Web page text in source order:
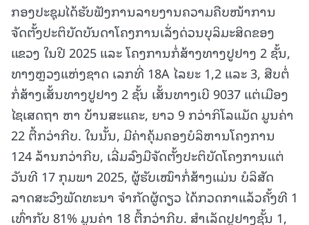
ກອງປະຊຸມໄດ້ຮັບຟັງການລາຍງານຄວາມຄືບໜ້າການ
ຈັດຕັ້ງປະຕິບັດບັນດາໂຄງການເລັ່ງດ່ວນບຸລິມະສິດຂອງ
ແຂວງ ໃນປີ 2025 ແລະ ໂຄງການກໍ່ສ້າງທາງປູຢາງ 2 ຊັ້ນ,
ທາງຫຼວງແຫ່ງຊາດ ເລກທີ່ 18A ໄລຍະ 1,2 ແລະ 3, ສືບຕໍ່
ກໍ່ສ້າງເສັ້ນທາງປູຢາງ 2 ຊັ້ນ ເສັ້ນທາງເບີ 9037 ແຕ່ເມືອງ
ໄຊເສດຖາ ຫາ ບ້ານສະແຄະ, ຍາວ 9 ກວ່າກິໂລແມັດ ມູນຄ່າ
22 ຕື້ກວ່າກີບ. ໃນນັ້ນ, ມີຄ່າຄຸ້ມຄອງບໍລິຫານໂຄງການ
124 ລ້ານກວ່າກີບ, ເລີ່ມລົງມືຈັດຕັ້ງປະຕິບັດໂຄງການແຕ່
ວັນທີ 17 ກຸມພາ 2025, ຜູ້ຮັບເໝົາກໍ່ສ້າງແມ່ນ ບໍລິສັດ
ລາດສະວົງພັດທະນາ ຈຳກັດຜູ້ດຽວ ໄດ້ກວດກາແລ້ວຄັ້ງທີ 1
ເທົ່າກັບ 81% ມູນຄ່າ 18 ຕື້ກວ່າກີບ. ສໍາເລັດປູຢາງຊັ້ນ 1,